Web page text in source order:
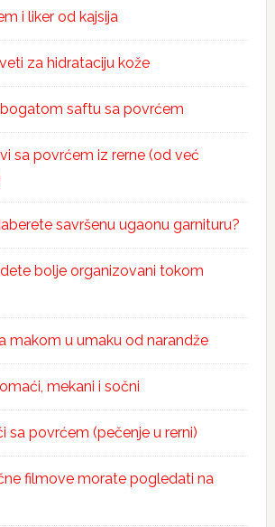
i liker od kajsija
za hidrataciju kože
saftu sa povrćem
sa povrćem iz rerne (od već
savršenu ugaonu garnituru?
bolje organizovani tokom
makom u umaku od narandže
mekani i sočni
sa povrćem (pečenje u rerni)
filmove morate pogledati na